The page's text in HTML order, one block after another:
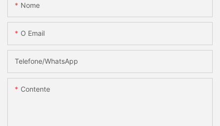
Nome
O Email
Telefone/whatsApp
Contente